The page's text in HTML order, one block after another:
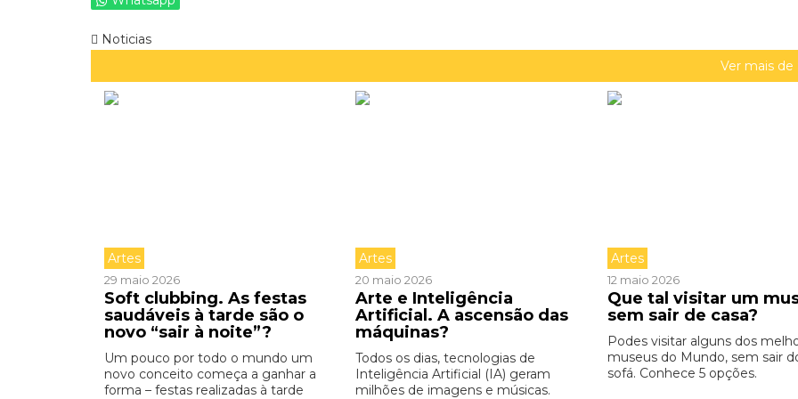
Noticias
Ver mais de
Artes
29 maio 2026
Soft clubbing. As festas
saudáveis à tarde são o
novo “sair à noite”?
Um pouco por todo o mundo um
novo conceito começa a ganhar a
forma – festas realizadas à tarde
Artes
20 maio 2026
Arte e Inteligência
Artificial. A ascensão das
máquinas?
Todos os dias, tecnologias de
Inteligência Artificial (IA) geram
milhões de imagens e músicas.
Artes
12 maio 2026
Que tal visitar um
sem sair de casa?
Podes visitar alguns dos
museus do Mundo, sem sair
sofá. Conhece 5 opções.